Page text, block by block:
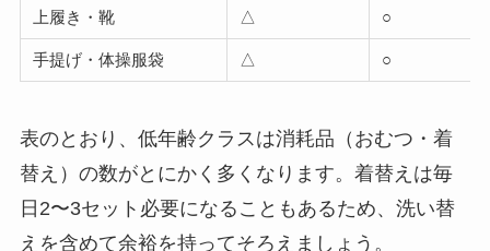
上履き・靴 △ ○
手提げ・体操服袋 △ ○
表のとおり、低年齢クラスは消耗品（おむつ・着
替え）の数がとにかく多くなります。着替えは毎
日2〜3セット必要になることもあるため、洗い替
えを含めて余裕を持ってそろえましょう。